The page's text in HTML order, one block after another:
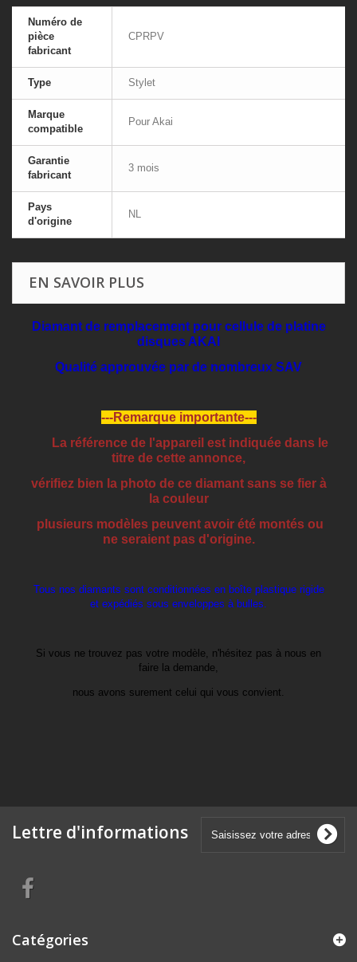
Numéro de
pièce
fabricant
CPRPV
Type Stylet
Marque
compatible
Pour Akai
Garantie
fabricant
3 mois
Pays
d'origine
NL
EN SAVOIR PLUS
Diamant de remplacement pour cellule de platine
disques AKAI
Qualité approuvée par de nombreux SAV
---Remarque importante---
La référence de l'appareil est indiquée dans le
titre de cette annonce,
vérifiez bien la photo de ce diamant sans se fier à
la couleur
plusieurs modèles peuvent avoir été montés ou
ne seraient pas d'origine.
Tous nos diamants sont conditionnées en boîte plastique rigide
et expédiés sous enveloppes à bulles.
Si vous ne trouvez pas votre modèle, n'hésitez pas à nous en
faire la demande,
nous avons surement celui qui vous convient.
Lettre d'informations
Catégories